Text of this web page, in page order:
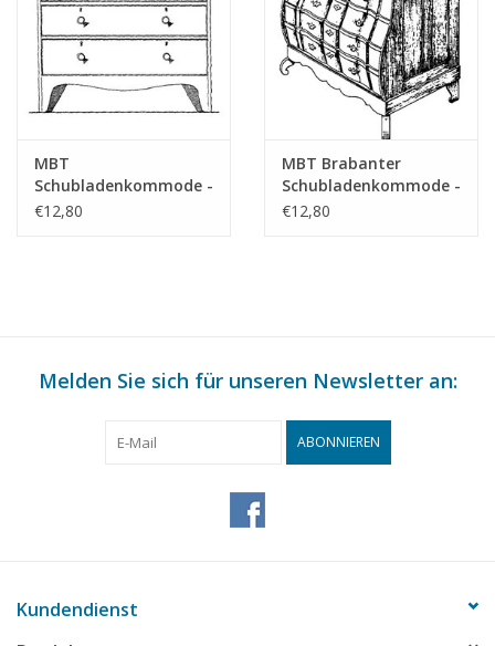
MBT
Schubladenkommode -
Bauzeichnung
€12,80
MBT Brabanter
Schubladenkommode -
Bauzeichnung
€12,80
Melden Sie sich für unseren Newsletter an:
ABONNIEREN
Kundendienst